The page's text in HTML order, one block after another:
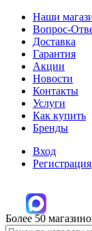
Наши
Вопрос-
Доставка
Гарантия
Акции
Новости
Контакты
Услуги
Как купить
Бренды
Вход
Регистрация
Более 50